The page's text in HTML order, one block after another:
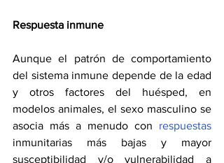
Respuesta inmune
Aunque el patrón de comportamiento
del sistema inmune depende de la edad
y otros factores del huésped, en
modelos animales, el sexo masculino se
asocia más a menudo con respuestas
inmunitarias más bajas y mayor
susceptibilidad y/o vulnerabilidad a